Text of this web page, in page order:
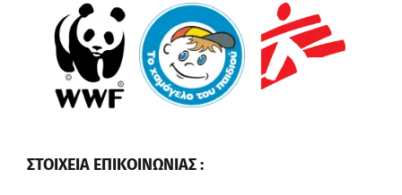
ΣΤΟΙΧΕΙΑ ΕΠΙΚΟΙΝΩΝΙΑΣ :